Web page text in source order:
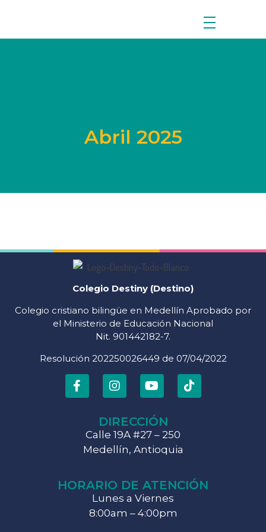
Abril 2025
Colegio Destiny (Destino)
Colegio cristiano bilingüe en Medellín Aprobado por
el Ministerio de Educación Nacional
Nit. 901442182-7.
Resolución 202250026449 de 07/04/2022
DIRECCIÓN
Calle 19A #27 – 250
Medellín, Antioquia
HORARIO DE ATENCIÓN
Lunes a Viernes
8:00am – 4:00pm